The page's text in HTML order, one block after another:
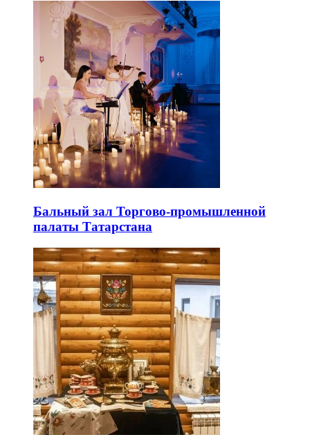
Бальный зал Торгово-промышленной
палаты Татарстана